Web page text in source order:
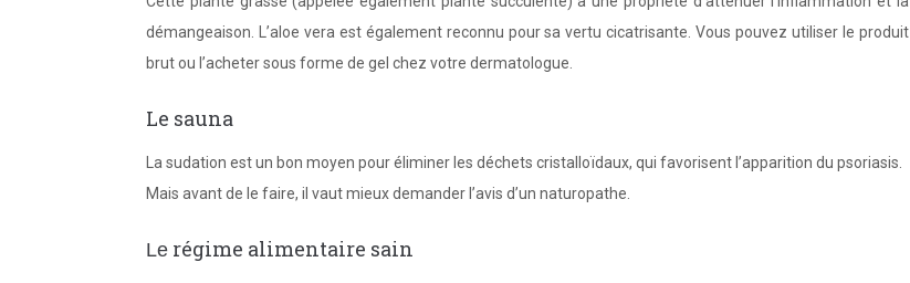
démangeaison. L’aloe vera est également reconnu pour sa vertu cicatrisante. Vous pouvez utiliser le produit
brut ou l’acheter sous forme de gel chez votre dermatologue.
Le sauna
La sudation est un bon moyen pour éliminer les déchets cristalloïdaux, qui favorisent l’apparition du psoriasis.
Mais avant de le faire, il vaut mieux demander l’avis d’un naturopathe.
Le régime alimentaire sain